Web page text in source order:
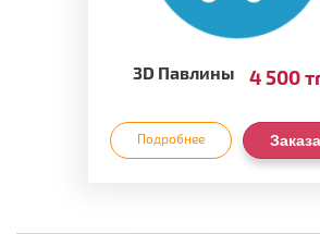
3D Павлины 4 500
Подробнее